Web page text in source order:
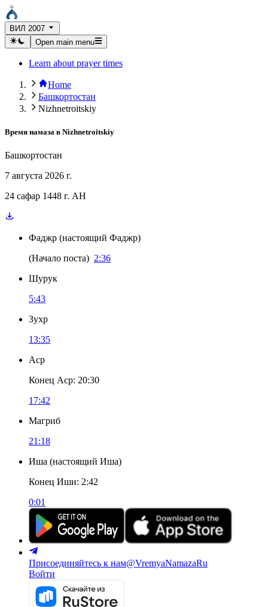
ВИЛ 2007
Open main menu
Learn about prayer times
Home
Башкортостан
Nizhnetroitskiy
Время намаза в Nizhnetroitskiy
Башкортостан
7 августа 2026 г.
24 сафар 1448 г. AH
Фаджр (настоящий Фаджр)
(Начало поста) 2:36
Шурук
5:43
Зухр
13:35
Аср
Конец Аср: 20:30
17:42
Магриб
21:18
Иша (настоящий Иша)
Конец Иши: 2:42
0:01
Присоединяйтесь к нам@VremyaNamazaRu
Войти